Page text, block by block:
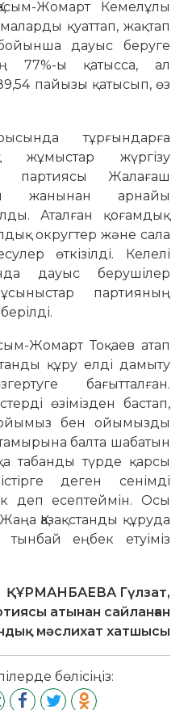
Жомарт Кемелұлы
қуаттап, жақтап
дауыс беруге
77%-ы қатысса, ал
пайызы қатысып, өз
тұрғындарға
жұмыстар жүргізу
партиясы Жалағаш
жанынан арнайы
Аталған қоғамдық
округтер және сала
өткізілді. Келелі
дауыс берушілер
партияның
Жомарт Тоқаев атап
құру елді дамыту
бағытталған.
өзімізден бастап,
бен ойымызды
балта шабатын
табанды түрде қарсы
деген сенімді
деп есептеймін. Осы
Қазақстанды құруда
тынбай еңбек етуіміз
ҚҰРМАНБАЕВА Гүлзат,
атынан сайланған
мәслихат хатшысы
бөлісіңіз: